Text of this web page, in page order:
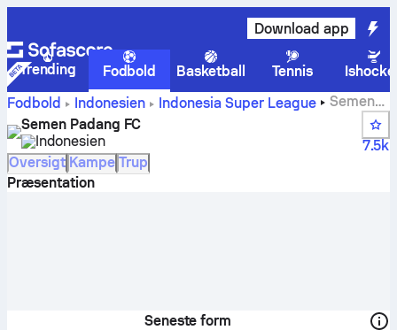
Download app
Trending Fodbold Basketball Tennis
Fodbold
Indonesien Indonesia Super League
Semen
Padang FC scores, kampe, stillinger og spillerstatistik
Semen Padang FC
Indonesien
7.5k
Oversigt Kampe Trup
Præsentation
Seneste form